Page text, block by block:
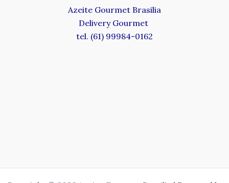
Azeite Gourmet Brasilia
Delivery Gourmet
tel. (61) 99984-0162